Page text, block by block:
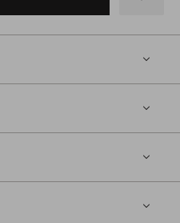
do